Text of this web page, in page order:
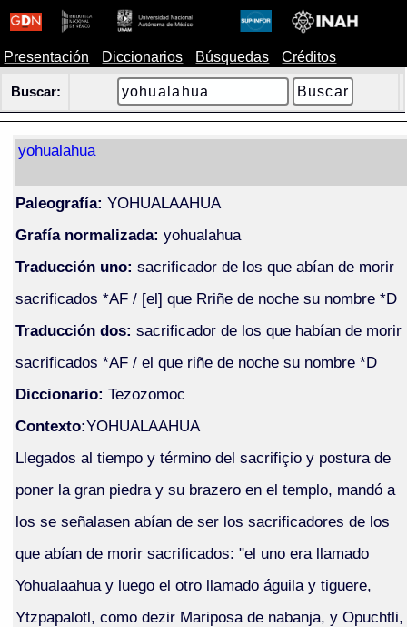
Presentación Diccionarios Búsquedas Créditos
Buscar:
yohualahua
Paleografía: YOHUALAAHUA
Grafía normalizada: yohualahua
Traducción uno: sacrificador de los que abían de morir
sacrificados *AF / [el] que Rriñe de noche su nombre *D
Traducción dos: sacrificador de los que habían de morir
sacrificados *AF / el que riñe de noche su nombre *D
Diccionario: Tezozomoc
Contexto:YOHUALAAHUA
Llegados al tiempo y término del sacrifiçio y postura de
poner la gran piedra y su brazero en el templo, mandó a
los se señalasen abían de ser los sacrificadores de los
que abían de morir sacrificados: "el uno era llamado
Yohualaahua y luego el otro llamado águila y tiguere,
Ytzpapalotl, como dezir Mariposa de nabanja, y Opuchtli,